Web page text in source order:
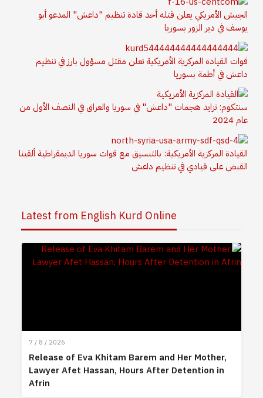
الجيش الأمريكي يعلن قتله أحد قادة تنظيم "داعش" المدعو أبو
يوسف في دير الزور بسوريا
قوات القيادة المركزية الأمريكية تعلن مقتل مسؤول بارز في تنظيم
داعش في أطمة بسوريا
سنتكوم: تزايد هجمات "داعش" في سوريا والعراق في النصف الأول من
عام 2024
القيادة المركزية الأمريكية: بالتنسيق مع قوات سوريا الديمقراطية ألقينا
القبض على قيادي في تنظيم داعش
Latest from English Kurd Online
7 / 8 / 2026
Release of Eva Khitam Barem and Her Mother,
Lawyer Afet Hassan, Hours After Detention in
Afrin